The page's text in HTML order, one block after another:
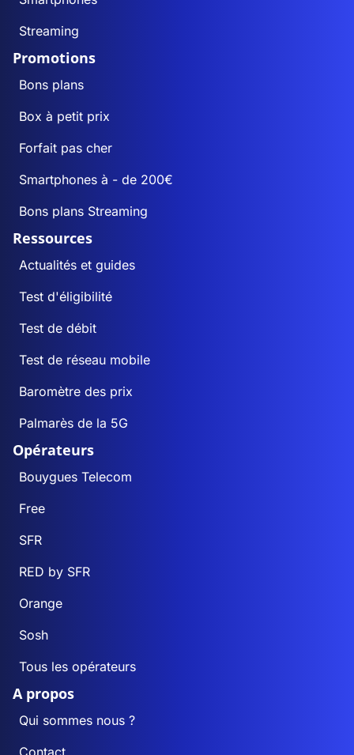
Streaming
Promotions
Bons plans
Box à petit prix
Forfait pas cher
Smartphones à - de 200€
Bons plans Streaming
Ressources
Actualités et guides
Test d'éligibilité
Test de débit
Test de réseau mobile
Baromètre des prix
Palmarès de la 5G
Opérateurs
Bouygues Telecom
Free
SFR
RED by SFR
Orange
Sosh
Tous les opérateurs
A propos
Qui sommes nous ?
Contact